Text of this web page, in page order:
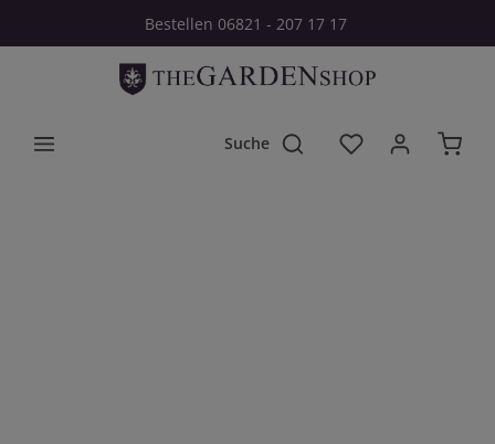
Zum Hauptinhalt springenBestellen 06821 - 207 17 17
Du hast 0